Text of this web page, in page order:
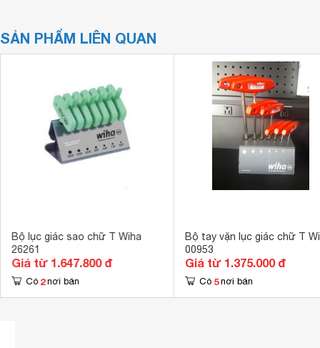
SẢN PHẨM LIÊN QUAN
Bộ lục giác sao chữ T Wiha
26261
Giá từ 1.647.800 đ
Có 2 nơi bán
Bộ tay vặn lục giác chữ T
00953
Giá từ 1.375.000 đ
Có 5 nơi bán